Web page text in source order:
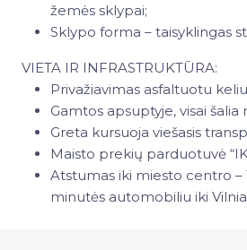
žemės sklypai;
Sklypo forma – taisyklingas
VIETA IR INFRASTRUKTŪRA:
Privažiavimas asfaltuotu
Gamtos apsuptyje, visai šalia
Greta kursuoja viešasis
Maisto prekių parduotuvė
Atstumas iki miesto centro –
minutės automobiliu iki